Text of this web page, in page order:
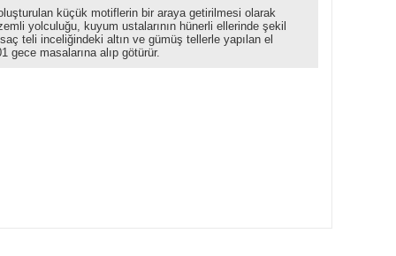
küçük motiflerin bir araya getirilmesi olarak
yolculuğu, kuyum ustalarının hünerli ellerinde şekil
teli inceliğindeki altın ve gümüş tellerle yapılan el
gece masalarına alıp götürür.